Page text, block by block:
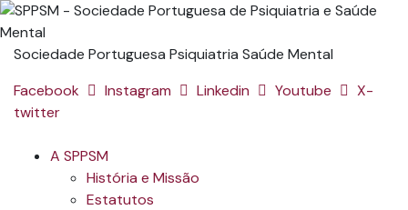
Sociedade Portuguesa Psiquiatria Saúde Mental
Facebook
Instagram Linkedin Youtube
X-
twitter
A SPPSM
História e Missão
Estatutos